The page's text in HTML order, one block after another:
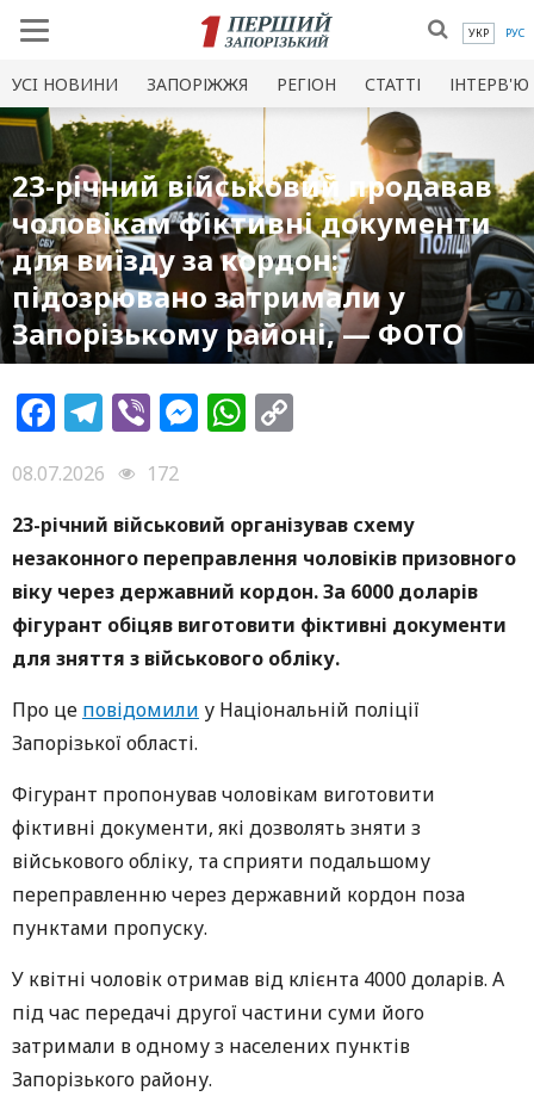
УКР РУС
УСI НОВИНИ ЗАПОРІЖЖЯ РЕГІОН СТАТТІ ІНТЕРВ'Ю
23-річний військовий продавав
чоловікам фіктивні документи
для виїзду за кордон:
підозрювано затримали у
Запорізькому районі, — ФОТО
Facebook
Telegram
ViberMessenger
WhatsApp
08.07.2026
172
23-річний військовий організував схему
незаконного переправлення чоловіків призовного
віку через державний кордон. За 6000 доларів
фігурант обіцяв виготовити фіктивні документи
для зняття з військового обліку.
Про це повідомили у Національній поліції
Запорізької області.
Фігурант пропонував чоловікам виготовити
фіктивні документи, які дозволять зняти з
військового обліку, та сприяти подальшому
переправленню через державний кордон поза
пунктами пропуску.
У квітні чоловік отримав від клієнта 4000 доларів. А
під час передачі другої частини суми його
затримали в одному з населених пунктів
Запорізького району.